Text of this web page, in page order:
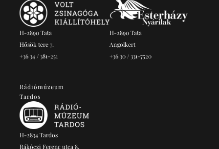
H-2890 Tata
Hősök tere 7.
+36 34 / 381-251
H-2890 Tata
Angolkert
+36 30 / 331-7520
Rádiómúzeum
Tardos
H-2834 Tardos
Rákóczi Ferenc utca 8.